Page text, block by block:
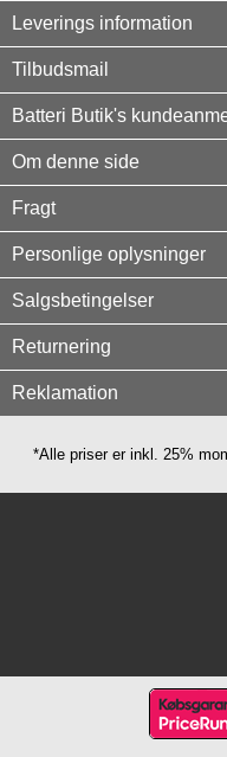
Leverings information
Tilbudsmail
Batteri Butik's
Om denne side
Fragt
Personlige oplysninger
Salgsbetingelser
Returnering
Reklamation
*Alle priser er inkl. 25%